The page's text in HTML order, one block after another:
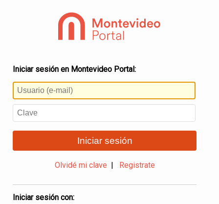
Iniciar sesión en Montevideo Portal:
Iniciar sesión
Olvidé mi clave Registrate
Iniciar sesión con: